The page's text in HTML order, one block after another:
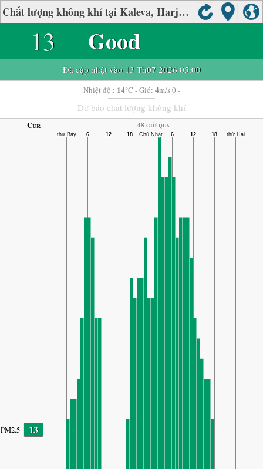
Chất lượng không khí tại Kaleva, Harjavalta
13 Good
Đã cập nhật vào 13 Th07 2026 05:00
Nhiệt độ.: 14°C - Gió: 4m/s 0 -
Dự báo chất lượng không khí
Cur 48 giờ qua
PM2.5 13